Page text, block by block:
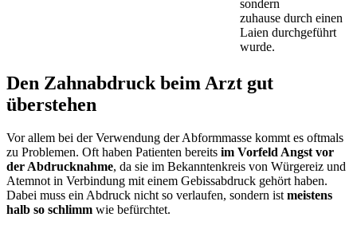
sondern
zuhause durch einen
Laien durchgeführt
wurde.
Den Zahnabdruck beim Arzt gut
überstehen
Vor allem bei der Verwendung der Abformmasse kommt es oftmals
zu Problemen. Oft haben Patienten bereits im Vorfeld Angst vor
der Abdrucknahme, da sie im Bekanntenkreis von Würgereiz und
Atemnot in Verbindung mit einem Gebissabdruck gehört haben.
Dabei muss ein Abdruck nicht so verlaufen, sondern istmeistens
halb so schlimm wie befürchtet.